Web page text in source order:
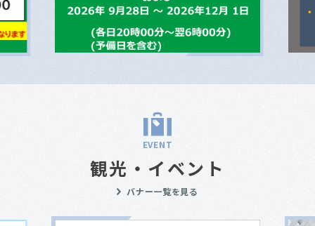
EVENT
観光・イベント
バナー一覧を見る